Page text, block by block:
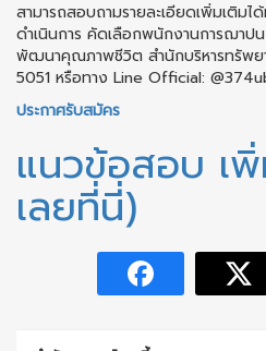
สามารถสอบถามรายละเอียดเพิ่มเติมไ
ดำเนินการ คัดเลือกพนักงานการฌาป
พัฒนาคุณภาพชีวิต สำนักบริหารทรัพ
5051 หรือทาง Line Official:
ประกาศรับสมัคร
แนวข้อสอบ เ
เลยที่นี่)